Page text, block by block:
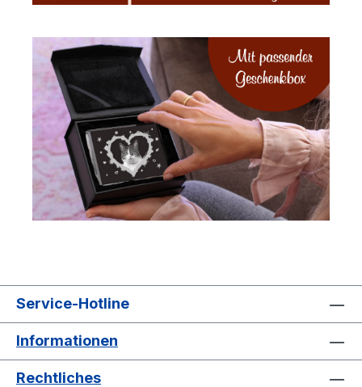
Service-Hotline
Informationen
Rechtliches